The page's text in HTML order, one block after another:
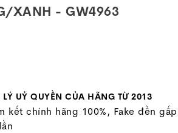
XANH - GW4963
UỶ QUYỀN CỦA HÃNG TỪ 2013
kết chính hãng 100%, Fake đền gấp